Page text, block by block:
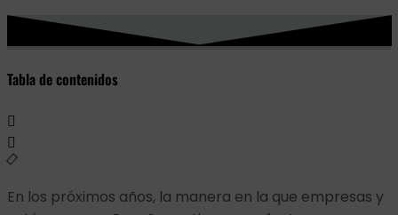
Tabla de contenidos
En los próximos años, la manera en la que empresas y